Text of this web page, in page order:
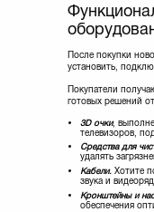
Optoma
PANASONIC
Philips
Projecta
SMS
SONY
Saturn
Sunne
Sven
TRUST
Tecro
После покупки
установить,
Покупатели
готовых решений
3D очки,
телевизоров,
Средства для
удалять
Кабели.Хотите
звука и
Кронштейны и
обеспечения